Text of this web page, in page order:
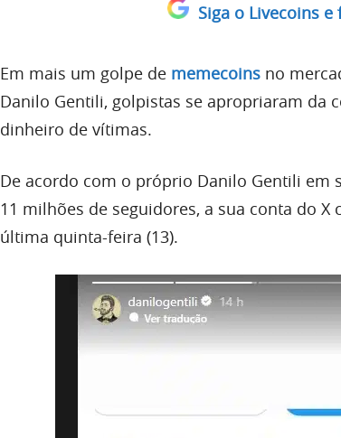
Siga o Livecoins
Em mais um golpe de memecoins no
Danilo Gentili, golpistas se apropriaram da
dinheiro de vítimas.
De acordo com o próprio Danilo Gentili em
11 milhões de seguidores, a sua conta do
última quinta-feira (13).